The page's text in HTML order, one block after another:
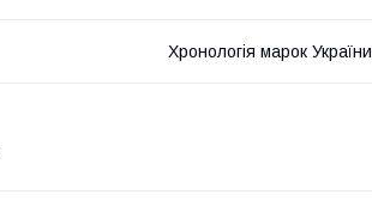
Хронологія марок України